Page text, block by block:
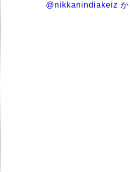
@nikkanindiakeiz か